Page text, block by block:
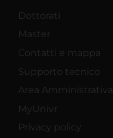
Dottorati
Master
Contatti e mappa
Supporto tecnico
Area Amministrativa
MyUnivr
Privacy policy